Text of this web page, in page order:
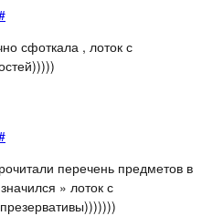
сфоткала , лоток с
перечень предметов в
» лоток с